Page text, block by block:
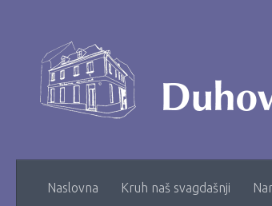
Naslovna Kruh naš svagdašnji